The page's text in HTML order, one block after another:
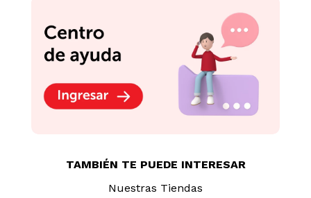
TAMBIÉN TE PUEDE INTERESAR
Nuestras Tiendas